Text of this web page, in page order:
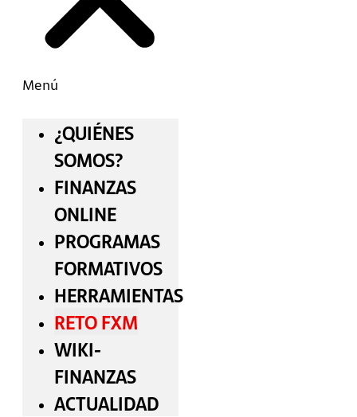
Menú
¿QUIÉNES
SOMOS?
FINANZAS
ONLINE
PROGRAMAS
FORMATIVOS
HERRAMIENTAS
RETO FXM
WIKI-
FINANZAS
ACTUALIDAD